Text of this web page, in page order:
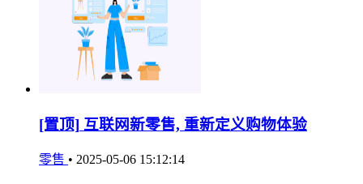
[置顶] 互联网新零售, 重新定义购物体验
零售 • 2025-05-06 15:12:14